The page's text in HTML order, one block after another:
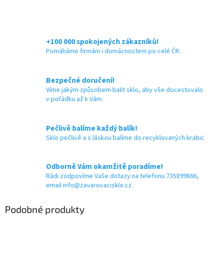
+100 000 spokojených zákazníků!
Pomáháme firmám i domácnostem po celé ČR.
Bezpečné doručení!
Víme jakým způsobem balit sklo, aby vše docestovalo
v pořádku až k Vám.
Pečlivě balíme každý balík!
Sklo pečlivě a s láskou balíme do recyklovaných krabic
Odborně Vám okamžitě poradíme!
Rádi zodpovíme Vaše dotazy na telefonu 735899866,
email info@zavarovacisklo.cz
Podobné produkty